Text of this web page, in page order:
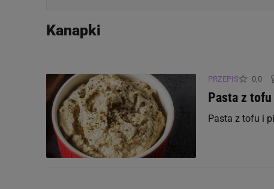
Kanapki
PRZEPIS 0,0
Pasta z
Pasta z tofu i